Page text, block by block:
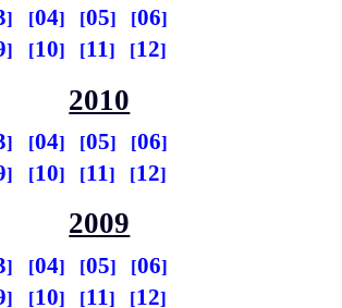
04 05
06
10 11 12
2010
04 05
06
10 11 12
2009
04 05
06
10 11 12